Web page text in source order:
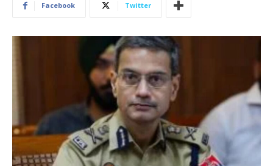
Facebook Twitter